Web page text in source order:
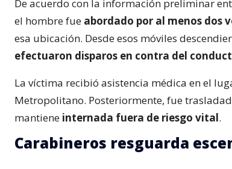
De acuerdo con la información preliminar
el hombre fue abordado por al menos dos
esa ubicación. Desde esos móviles
efectuaron disparos en contra del
La víctima recibió asistencia médica en el
Metropolitano. Posteriormente, fue
mantiene internada fuera de riesgo vital.
Carabineros resguarda